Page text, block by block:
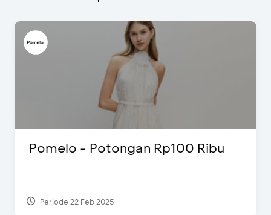
Surprise Drop NH x Compass
Periode 21 Okt 2023